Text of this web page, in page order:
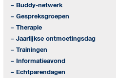
– Buddy-netwerk
– Gespreksgroepen
– Therapie
– Jaarlijkse ontmoetingsdag
– Trainingen
– Informatieavond
– Echtparendagen